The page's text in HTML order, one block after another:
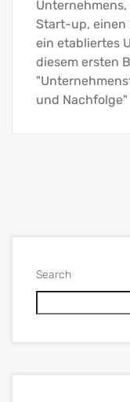
Start-up, einen
ein etabliertes
diesem ersten
und Nachfolge"
Search